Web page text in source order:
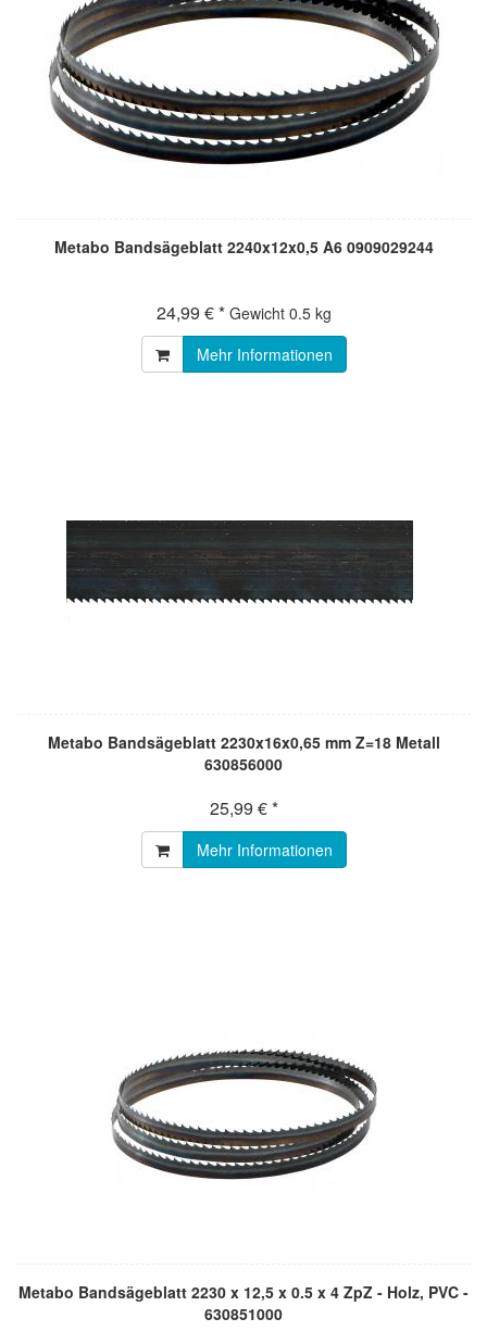
Metabo Bandsägeblatt 2240x12x0,5 A6 0909029244
24,99 € * Gewicht 0.5 kg
Mehr Informationen
Metabo Bandsägeblatt 2230x16x0,65 mm Z=18 Metall
630856000
25,99 € *
Mehr Informationen
Metabo Bandsägeblatt 2230 x 12,5 x 0.5 x 4 ZpZ - Holz, PVC -
630851000